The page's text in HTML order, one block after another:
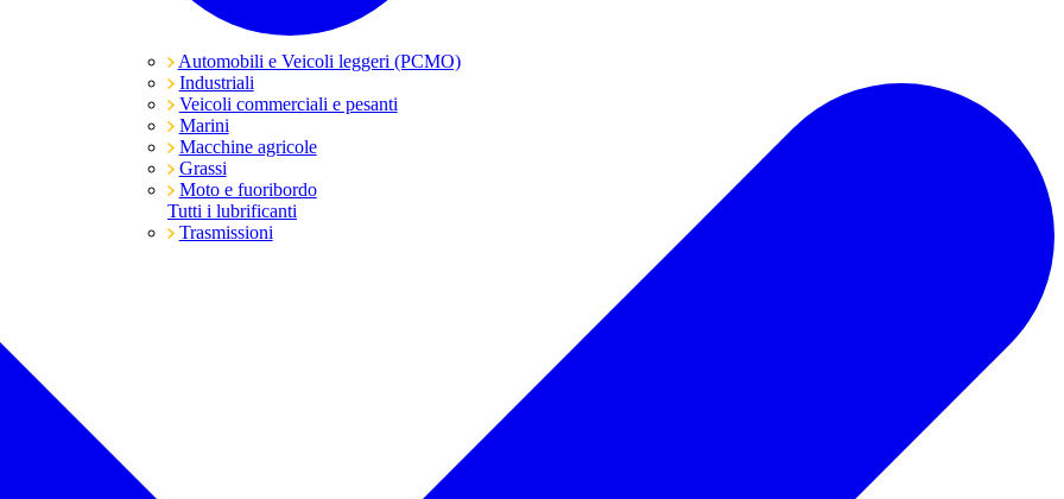
Automobili e Veicoli leggeri (PCMO)
Industriali
Veicoli commerciali e pesanti
Marini
Macchine agricole
Grassi
Moto e fuoribordo
Tutti i lubrificanti
Trasmissioni